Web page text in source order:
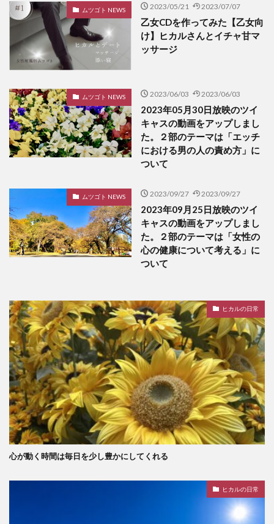
ムツゴト NEWS 2023/05/21 2023/07/07
乙女CDを作ってみた【乙女向
け】ヒカルさんとイチャ甘マ
ッサージ
ムツゴト NEWS 2023/06/03 2023/06/03
2023年05月30日放映のツイ
キャスの動画をアップしまし
た。２部のテーマは「エッチ
における男の人の責め方」に
ついて
ムツゴト NEWS 2023/09/27 2023/09/27
2023年09月25日放映のツイ
キャスの動画をアップしまし
た。２部のテーマは「女性の
心の健康について考える」に
ついて
ヒカルの日常
心が動く時間は毎日を少し豊かにしてくれる
ヒカルの日常